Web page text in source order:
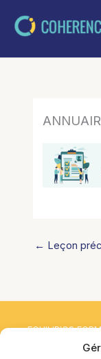
← Leçon
EQUILIBIOS